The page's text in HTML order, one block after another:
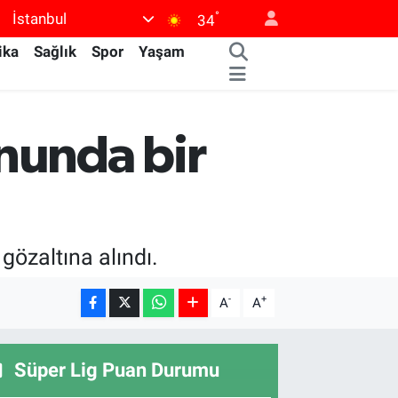
İstanbul 34°
Sağlık Spor
Yaşam
bir
alındı.
A- A+
Süper Lig Puan Durumu